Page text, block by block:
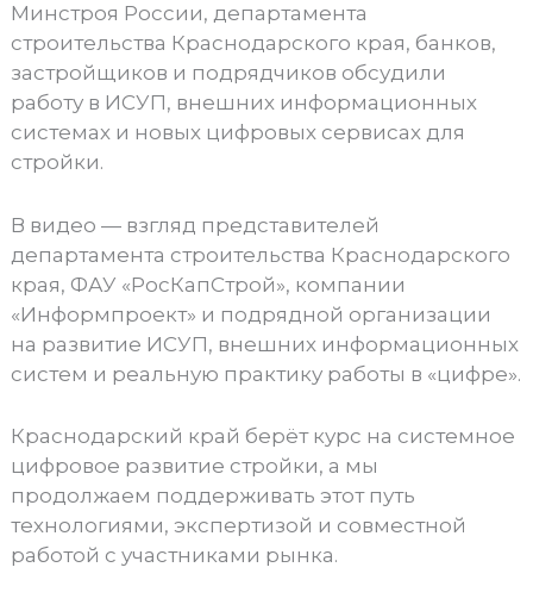
Минстроя России, департамента
строительства Краснодарского края, банков,
застройщиков и подрядчиков обсудили
работу в ИСУП, внешних информационных
системах и новых цифровых сервисах для
стройки.
В видео — взгляд представителей
департамента строительства Краснодарского
края, ФАУ «РосКапСтрой», компании
«Информпроект» и подрядной организации
на развитие ИСУП, внешних информационных
систем и реальную практику работы в «цифре».
Краснодарский край берёт курс на системное
цифровое развитие стройки, а мы
продолжаем поддерживать этот путь
технологиями, экспертизой и совместной
работой с участниками рынка.